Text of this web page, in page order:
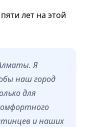
лет на этой
Я
наш город
для
и наших